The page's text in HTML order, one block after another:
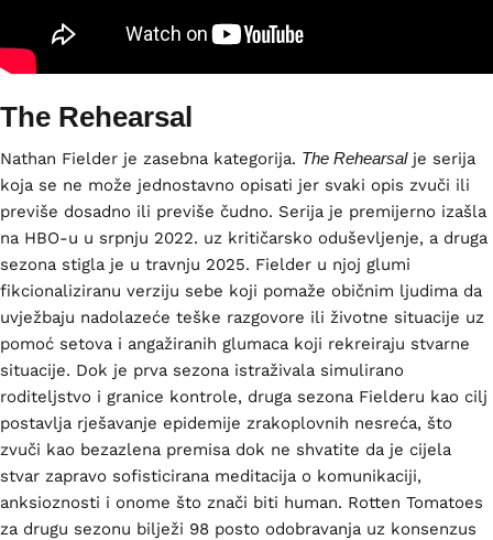
The Rehearsal
Nathan Fielder je zasebna kategorija. The Rehearsalje serija
koja se ne može jednostavno opisati jer svaki opis zvuči ili
previše dosadno ili previše čudno. Serija je premijerno izašla
na HBO-u u srpnju 2022. uz kritičarsko oduševljenje, a druga
sezona stigla je u travnju 2025. Fielder u njoj glumi
fikcionaliziranu verziju sebe koji pomaže običnim ljudima da
uvježbaju nadolazeće teške razgovore ili životne situacije uz
pomoć setova i angažiranih glumaca koji rekreiraju stvarne
situacije. Dok je prva sezona istraživala simulirano
roditeljstvo i granice kontrole, druga sezona Fielderu kao cilj
postavlja rješavanje epidemije zrakoplovnih nesreća, što
zvuči kao bezazlena premisa dok ne shvatite da je cijela
stvar zapravo sofisticirana meditacija o komunikaciji,
anksioznosti i onome što znači biti human. Rotten Tomatoes
za drugu sezonu bilježi 98 posto odobravanja uz konsenzus